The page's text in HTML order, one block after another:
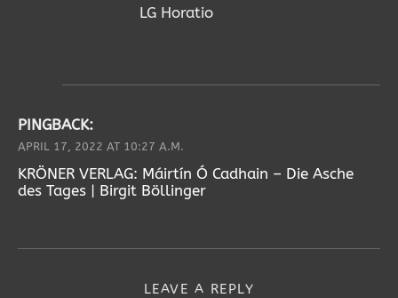
LG Horatio
PINGBACK:
APRIL 17, 2022 AT 10:27 A.M.
KRÖNER VERLAG: Máirtín Ó Cadhain – Die Asche
des Tages | Birgit Böllinger
LEAVE A REPLY